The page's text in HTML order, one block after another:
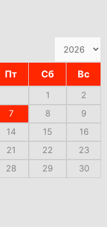
Пт Сб Вс
1
2
7 8
9
14 15
16
21 22
23
28 29
30